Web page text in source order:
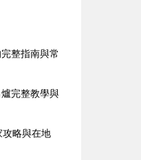
整指南與常
完整教學與
攻略與在地